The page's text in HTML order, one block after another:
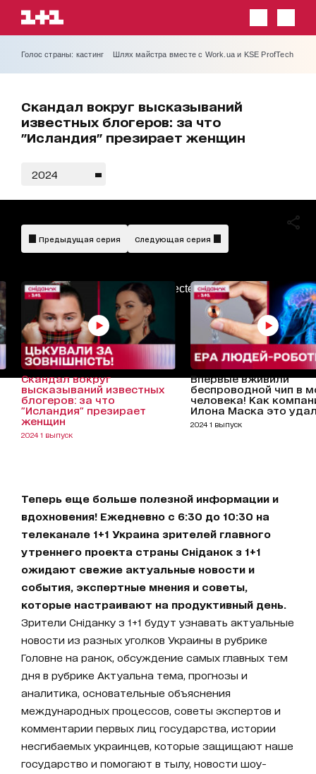
Голос страны: кастинг Шлях майстра вместе с Work.ua и KSE ProfTech
Скандал вокруг высказываний
известных блогеров: за что
"Исландия" презирает женщин
2024
AdBlockDetected!
Предыдущая серия Следующая серия
Скандал вокруг
высказываний известных
блогеров: за что
"Исландия" презирает
женщин
2024 1 выпуск
Впервые вживили
беспроводной чип в
человека! Как
Илона Маска это
2024 1 выпуск
Теперь еще больше полезной информации и
вдохновения! Ежедневно с 6:30 до 10:30 на
телеканале 1+1 Украина зрителей главного
утреннего проекта страны Сніданок з 1+1
ожидают свежие актуальные новости и
события, экспертные мнения и советы,
которые настраивают на продуктивный день.
Зрители Сніданку з 1+1 будут узнавать актуальные
новости из разных уголков Украины в рубрике
Головне на ранок, обсуждение самых главных тем
дня в рубрике Актуальна тема, прогнозы и
аналитика, основательные объяснения
международных процессов, советы экспертов и
комментарии первых лиц государства, истории
несгибаемых украинцев, которые защищают наше
государство и помогают в тылу, новости шоу-